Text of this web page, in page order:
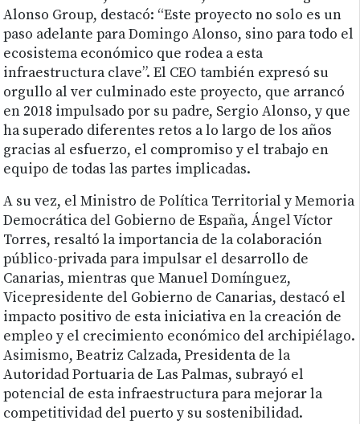
Alonso Group, destacó: “Este proyecto no solo es un
paso adelante para Domingo Alonso, sino para todo el
ecosistema económico que rodea a esta
infraestructura clave”. El CEO también expresó su
orgullo al ver culminado este proyecto, que arrancó
en 2018 impulsado por su padre, Sergio Alonso, y que
ha superado diferentes retos a lo largo de los años
gracias al esfuerzo, el compromiso y el trabajo en
equipo de todas las partes implicadas.
A su vez, el Ministro de Política Territorial y Memoria
Democrática del Gobierno de España, Ángel Víctor
Torres, resaltó la importancia de la colaboración
público-privada para impulsar el desarrollo de
Canarias, mientras que Manuel Domínguez,
Vicepresidente del Gobierno de Canarias, destacó el
impacto positivo de esta iniciativa en la creación de
empleo y el crecimiento económico del archipiélago.
Asimismo, Beatriz Calzada, Presidenta de la
Autoridad Portuaria de Las Palmas, subrayó el
potencial de esta infraestructura para mejorar la
competitividad del puerto y su sostenibilidad.